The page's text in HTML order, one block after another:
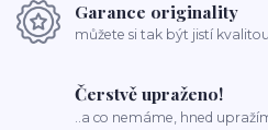
Garance originality
můžete si tak být jistí kvalitou
Čerstvě upraženo!
..a co nemáme, hned